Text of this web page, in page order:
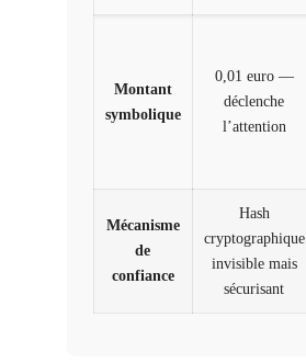
Montant
symbolique
0,01 euro —
déclenche
l’attention
Mécanisme
de
confiance
Hash
cryptographique
invisible mais
sécurisant